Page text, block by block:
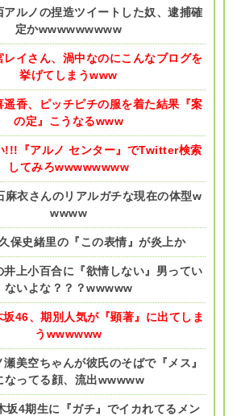
アルノの捏造ツイートした奴、逮捕確
定かwwwwwwwww
レイさん、渦中なのにこんなブログを
挙げてしまうwww
遥香、ピッチピチの服を着た結果『案
の定』こうなるwww
!!!『アルノ センター』でTwitter検索
してみろwwwwwwww
麻衣さんのリアルガチな現在の体型w
wwww
久保史緒里の『この表情』が炎上か
井上小百合に『欲情しない』男ってい
ないよな？？？wwwww
坂46、期別人気が『顕著』に出てしま
うwwwwww
瀬美空ちゃんが彼氏のそばで『メス』
なってる顔、流出wwwww
坂4期生に『ガチ』でイカれてるメン